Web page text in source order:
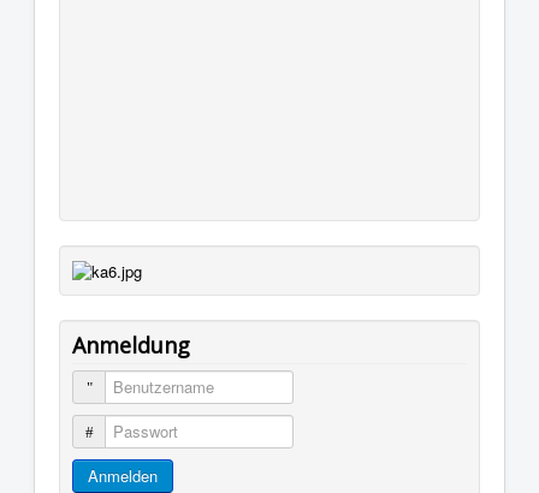
Anmeldung
Benutzername
Passwort
Anmelden